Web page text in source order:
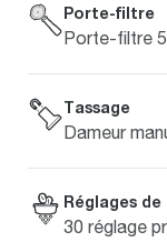
Porte-filtre
Porte-filtre
Tassage
Dameur
Réglages
30 réglage